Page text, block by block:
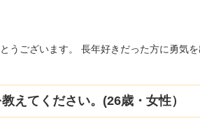
うございます。 長年好きだった方に勇気を
えてください。(26歳・女性）